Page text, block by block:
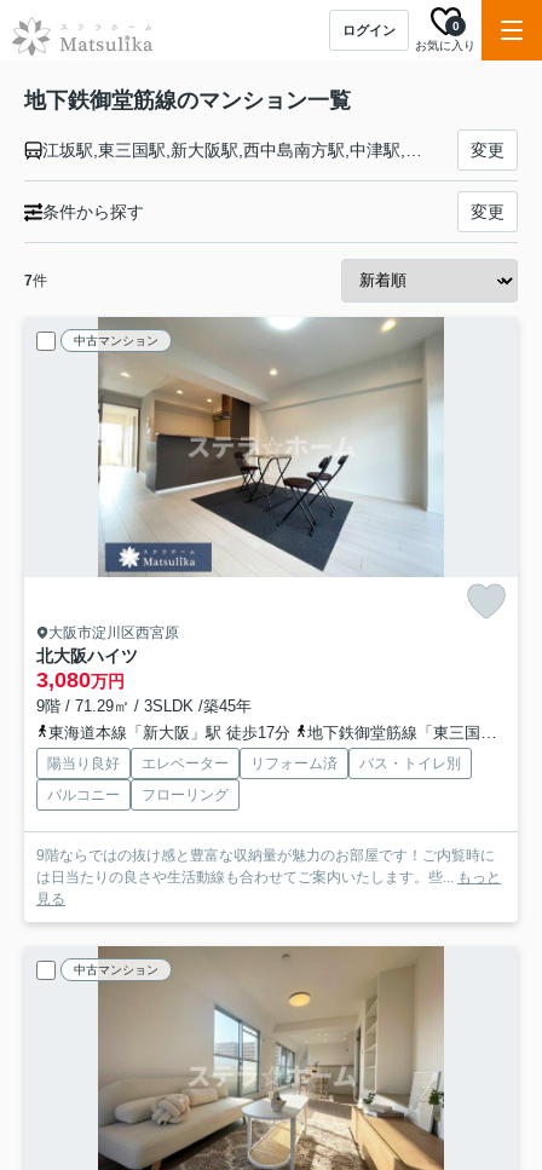
ログイン
お気に入り
0
地下鉄御堂筋線のマンション一覧
変更
条件から探す 変更
7件
中古マンション
大阪市淀川区西宮原
北大阪ハイツ
3,080万円
9階 / 71.29㎡ / 3SLDK /築45年
東海道本線「新大阪」駅 徒歩17分
地下鉄御堂筋線「東三国」駅 徒歩19分
陽当り良好 エレベーター リフォーム済
バス・トイレ別
バルコニー
フローリング
9階ならではの抜け感と豊富な収納量が魅力のお部屋です！ご内覧時に
は日当たりの良さや生活動線も合わせてご案内いたします。些... もっと
見る
中古マンション